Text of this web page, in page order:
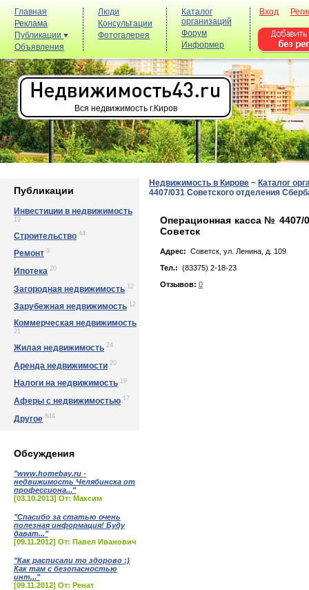
Главная
Реклама
Публикации
Объявления
Люди
Консультации
Фотогалерея
Каталог
организаций
Форум
Информер
Вход
Вся недвижимость г.Киров
Публикации
Инвестиции в недвижимость
19
Строительство 44
Ремонт 9
Ипотека 20
Загородная недвижимость 12
Зарубежная недвижимость 12
Коммерческая недвижимость
21
Жилая недвижимость 24
Аренда недвижимости 20
Налоги на недвижимость 19
Аферы с недвижимостью 17
Другое 844
Обсуждения
"www.homebay.ru -
недвижимость Челябинска от
профессиона..."
[03.10.2013] От: Максим
"Спасибо за статью очень
полезная информация! Буду
дават..."
[09.11.2012] От: Павел Иванович
"Как расписали то здорово :)
Как там с безопасностью
инт..."
[09.11.2012] От: Ренат
Недвижимость в Кирове − Каталог
4407/031 Советского отделения
Операционная касса № 4407/
Советск
Адрес: Советск, ул. Лeнинa, д. 109
Тел.: (83375) 2-18-23
Отзывов: 0